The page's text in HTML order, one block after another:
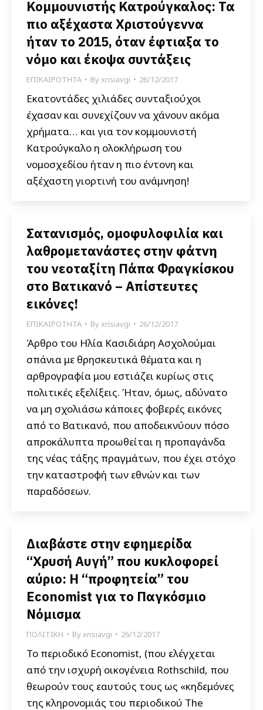
Κομμουνιστής Κατρούγκαλος: Τα
πιο αξέχαστα Χριστούγεννα
ήταν το 2015, όταν έφτιαξα το
νόμο και έκοψα συντάξεις
ΕΠΙΚΑΙΡΟΤΗΤΑ Byxrisiavgi 26/12/2017
Εκατοντάδες χιλιάδες συνταξιούχοι
έχασαν και συνεχίζουν να χάνουν ακόμα
χρήματα… και για τον κομμουνιστή
Κατρούγκαλο η ολοκλήρωση του
νομοσχεδίου ήταν η πιο έντονη και
αξέχαστη γιορτινή του ανάμνηση!
Σατανισμός, ομοφυλοφιλία και
λαθρομετανάστες στην φάτνη
του νεοταξίτη Πάπα Φραγκίσκου
στο Βατικανό – Απίστευτες
εικόνες!
ΕΠΙΚΑΙΡΟΤΗΤΑ Byxrisiavgi 26/12/2017
Άρθρο του Ηλία Κασιδιάρη Ασχολούμαι
σπάνια με θρησκευτικά θέματα και η
αρθρογραφία μου εστιάζει κυρίως στις
πολιτικές εξελίξεις. Ήταν, όμως, αδύνατο
να μη σχολιάσω κάποιες φοβερές εικόνες
από το Βατικανό, που αποδεικνύουν πόσο
απροκάλυπτα προωθείται η προπαγάνδα
της νέας τάξης πραγμάτων, που έχει στόχο
την καταστροφή των εθνών και των
παραδόσεων.
Διαβάστε στην εφημερίδα
“Χρυσή Αυγή” που κυκλοφορεί
αύριο: Η “προφητεία” του
Economist για το Παγκόσμιο
Νόμισμα
ΠΟΛΙΤΙΚΗ Byxrisiavgi 26/12/2017
Το περιοδικό Economist, (που ελέγχεται
από την ισχυρή οικογένεια Rothschild, που
θεωρούν τους εαυτούς τους ως «κηδεμόνες
της κληρονομιάς του περιοδικού The